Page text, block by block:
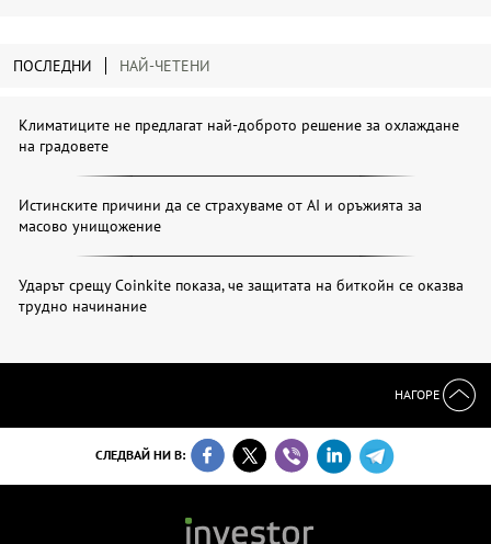
ПОСЛЕДНИ НАЙ-ЧЕТЕНИ
Климатиците не предлагат най-доброто решение за охлаждане
на градовете
Истинските причини да се страхуваме от AI и оръжията за
масово унищожение
Ударът срещу Coinkite показа, че защитата на биткойн се оказва
трудно начинание
НАГОРЕ
СЛЕДВАЙ НИ В: